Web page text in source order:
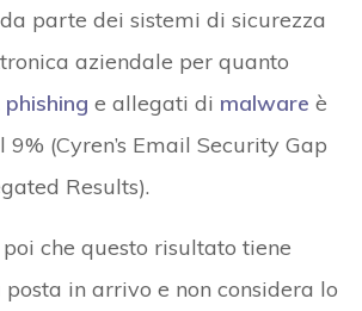
parte dei sistemi di sicurezza
aziendale per quanto
phishing e allegati di malware è
(Cyren’s Email Security Gap
Results).
che questo risultato tiene
in arrivo e non considera lo